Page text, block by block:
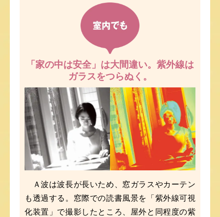
「家の中は安全」は大間違い。 紫外線は
ガラスをつらぬく。
Ａ波は波長が長いため、窓ガラスやカーテン
も透過する。窓際での読書風景を「紫外線可視
化装置」で撮影したところ、屋外と同程度の紫